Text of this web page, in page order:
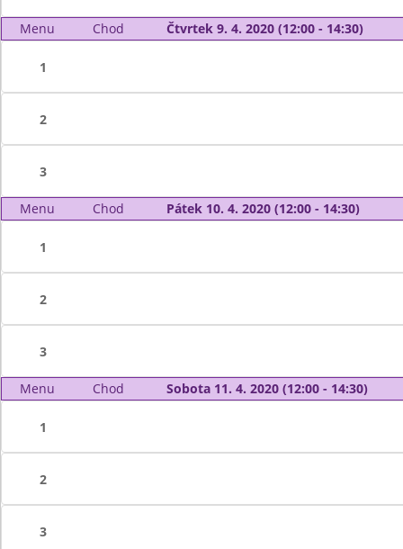
Menu Chod Čtvrtek 9. 4. 2020 (12:00 - 14:30)
1
2
3
Menu Chod Pátek 10. 4. 2020 (12:00 - 14:30)
1
2
3
Menu Chod Sobota 11. 4. 2020 (12:00 - 14:30)
1
2
3